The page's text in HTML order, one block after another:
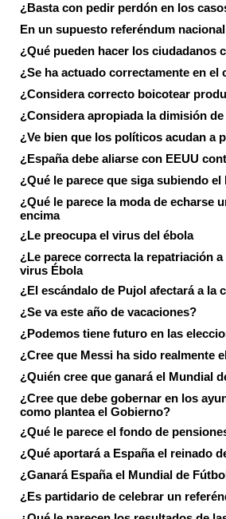
¿Basta con pedir perdón en los
En un supuesto referéndum
¿Qué pueden hacer los ciudadanos
¿Se ha actuado correctamente en el
¿Considera correcto boicotear
¿Considera apropiada la dimisión
¿Ve bien que los políticos acudan a
¿España debe aliarse con EEUU
¿Qué le parece que siga subiendo el
¿Qué le parece la moda de echarse
encima
¿Le preocupa el virus del ébola
¿Le parece correcta la repatriación
virus Ébola
¿El escándalo de Pujol afectará a la
¿Se va este año de vacaciones?
¿Podemos tiene futuro en las
¿Cree que Messi ha sido realmente
¿Quién cree que ganará el Mundial
¿Cree que debe gobernar en los
como plantea el Gobierno?
¿Qué le parece el fondo de
¿Qué aportará a España el reinado
¿Ganará España el Mundial de
¿Es partidario de celebrar un